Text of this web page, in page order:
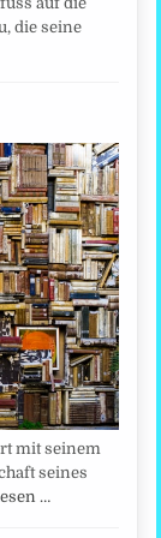
die seine
mit seinem
seines
…